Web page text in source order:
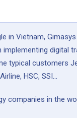
in Vietnam,
implementing digital
typical customers
HSC, SSI...
companies in the